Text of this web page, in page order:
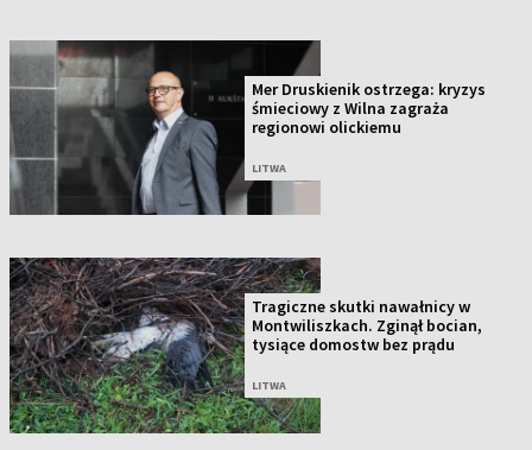
Mer Druskienik ostrzega: kryzys
śmieciowy z Wilna zagraża
regionowi olickiemu
LITWA
Tragiczne skutki nawałnicy w
Montwiliszkach. Zginął bocian,
tysiące domostw bez prądu
LITWA